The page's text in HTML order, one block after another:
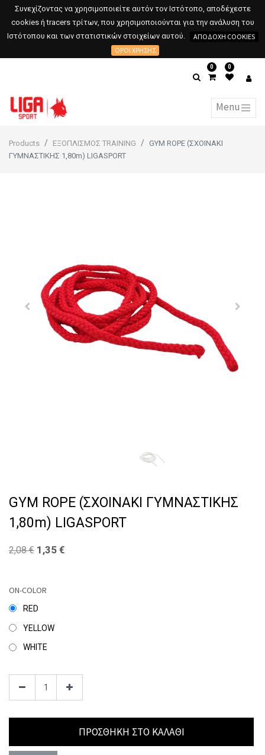
Συνεχίζοντας να χρησιμοποιείτε αυτόν τον Ιστότοπο, αποδέχεστε
cookies ή tracers τρίτων, που χρησιμοποιούνται για την ανάλυση του
Ιστότοπου και των στατιστικών στοιχείων αυτού.
ΑΠΟΔΟΧΉ COOKIES
ΌΡΟΙ ΧΡΉΣΗΣ
0 0
Products ΕΞΟΠΛΙΣΜΟΣ TRAINING
GYM ROPE (ΣΧΟΙΝΑΚΙ
ΓΥΜΝΑΣΤΙΚΗΣ 1,80m) LIGASPORT
GYM ROPE (ΣΧΟΙΝΑΚΙ ΓΥΜΝΑΣΤΙΚΗΣ
1,80m) LIGASPORT
2,08€ 1,35 €
ON-COLOR
RED
YELLOW
WHITE
ΠΡΟΣΘΉΚΗ ΣΤΟ ΚΑΛΆΘΙ